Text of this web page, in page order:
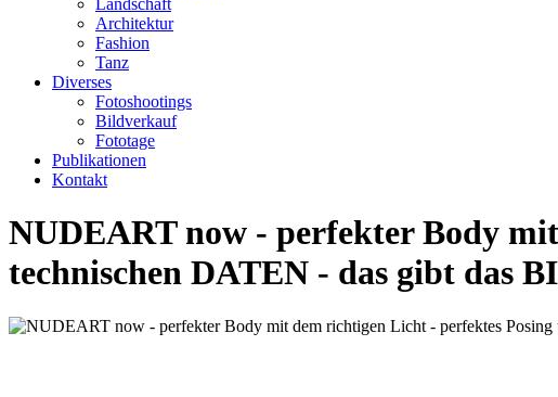
Landschaft
Architektur
Fashion
Tanz
Diverses
Fotoshootings
Bildverkauf
Fototage
Publikationen
Kontakt
NUDEART now - perfekter Body
technischen DATEN - das gibt das